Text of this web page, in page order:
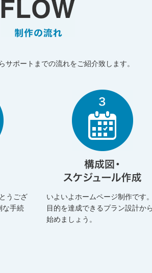
サポートまでの流れをご紹介致します。
うござ
な手続
いよいよホームページ制作です。
目的を達成できるプラン設計から
始めましょう。